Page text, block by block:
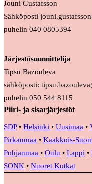
Jouni Gustafsson
Sähköposti
puhelin 040 0805394
Järjestösuunnittelija
Tipsu Bazouleva
sähköposti:
puhelin 050 544 8115
Piiri- ja sisarjärjestöt
SDP• Helsinki • Uusimaa •
Pirkanmaa • Kaakkois-
Pohjanmaa • Oulu • Lappi •
SONK • Nuoret Kotkat